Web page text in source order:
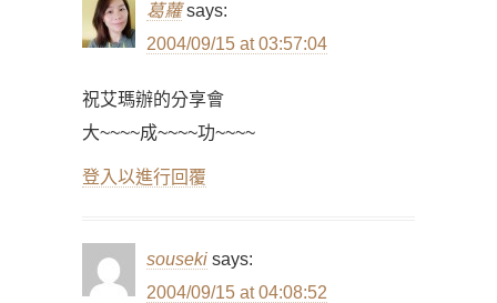
葛蘿 says:
2004/09/15 at 03:57:04
祝艾瑪辦的分享會
大~~~~成~~~~功~~~~
登入以進行回覆
souseki says:
2004/09/15 at 04:08:52